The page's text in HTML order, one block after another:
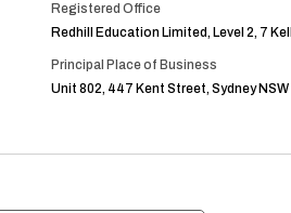
Registered Office
Redhill Education Limited, Level 2, 7
Principal Place of Business
Unit 802, 447 Kent Street, Sydney NSW